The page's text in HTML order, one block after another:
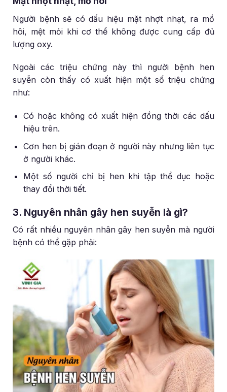
Người bệnh sẽ có dấu hiệu mặt nhợt nhạt, ra mồ
hôi, mệt mỏi khi cơ thể không được cung cấp đủ
lượng oxy.
Ngoài các triệu chứng này thì người bệnh hen
suyễn còn thấy có xuất hiện một số triệu chứng
như:
Có hoặc không có xuất hiện đồng thời các dấu
hiệu trên.
Cơn hen bị gián đoạn ở người này nhưng liên tục
ở người khác.
Một số người chỉ bị hen khi tập thể dục hoặc
thay đổi thời tiết.
3. Nguyên nhân gây hen suyễn là gì?
Có rất nhiều nguyên nhân gây hen suyễn mà người
bệnh có thể gặp phải: